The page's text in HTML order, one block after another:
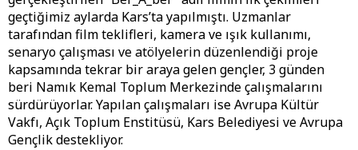
geçtiğimiz aylarda Kars’ta yapılmıştı. Uzmanlar
tarafından film teklifleri, kamera ve ışık kullanımı,
senaryo çalışması ve atölyelerin düzenlendiği proje
kapsamında tekrar bir araya gelen gençler, 3 günden
beri Namık Kemal Toplum Merkezinde çalışmalarını
sürdürüyorlar. Yapılan çalışmaları ise Avrupa Kültür
Vakfı, Açık Toplum Enstitüsü, Kars Belediyesi ve Avrupa
Gençlik destekliyor.